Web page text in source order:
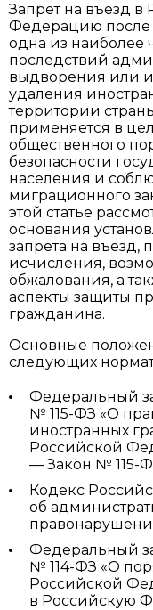
Запрет на въезд в
Федерацию
одна из наиболее
последствий
выдворения или
удаления
территории
применяется в
общественного
безопасности
населения и
миграционного
этой статье
основания
запрета на въезд,
исчисления,
обжалования, а
аспекты защиты
гражданина.
Основные
следующих
Федеральный
№ 115-ФЗ «О
иностранных
Российской
— Закон № 115-
Кодекс
об
Федеральный
№ 114-ФЗ «О
Российской
в Российскую